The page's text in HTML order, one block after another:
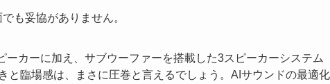
も妥協がありません。
ーカーに加え、サブウーファーを搭載した3スピーカーシステム
と臨場感は、まさに圧巻と言えるでしょう。AIサウンドの最適化